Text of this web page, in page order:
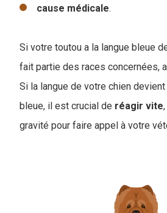
cause médicale.
Si votre toutou a la langue bleue
fait partie des races concernées,
Si la langue de votre chien
bleue, il est crucial de réagir vite
gravité pour faire appel à votre